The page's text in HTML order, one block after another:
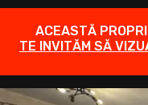
ACEASTĂ
TE INVITĂM SĂ